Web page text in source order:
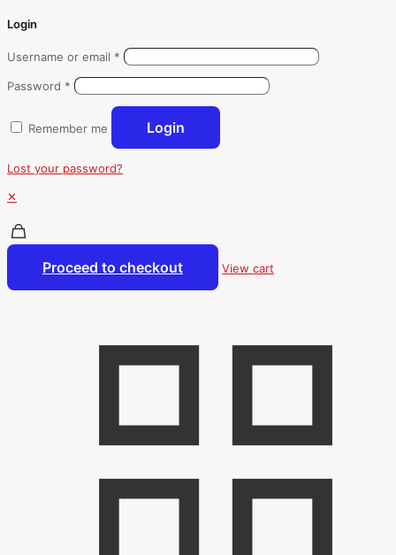
Login
Username or email *
Password *
Remember me Login
Lost your password?
✕
Proceed to checkout View cart